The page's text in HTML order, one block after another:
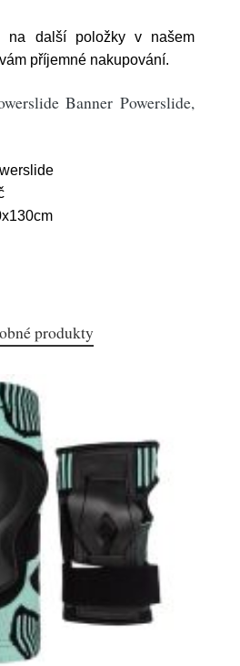
na další položky v našem
příjemné nakupování.
Banner Powerslide,
produkty